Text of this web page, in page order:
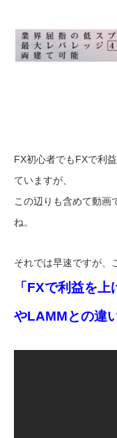
FX初心者でもFXで利
ていますが、
この辺りも含めて動画
ね。
それでは早速ですが、
「FXで利益を
やLAMMとの違